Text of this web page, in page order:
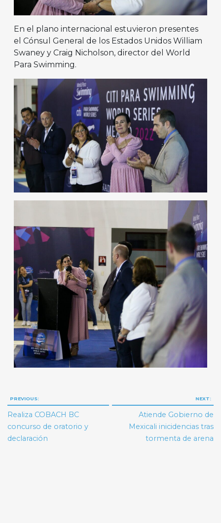
En el plano internacional estuvieron presentes
el Cónsul General de los Estados Unidos William
Swaney y Craig Nicholson, director del World
Para Swimming.
Navegación
de
entradas
PREVIOUS:
Realiza COBACH BC
concurso de oratorio y
declaración
NEXT:
Atiende Gobierno de
Mexicali inicidencias tras
tormenta de arena